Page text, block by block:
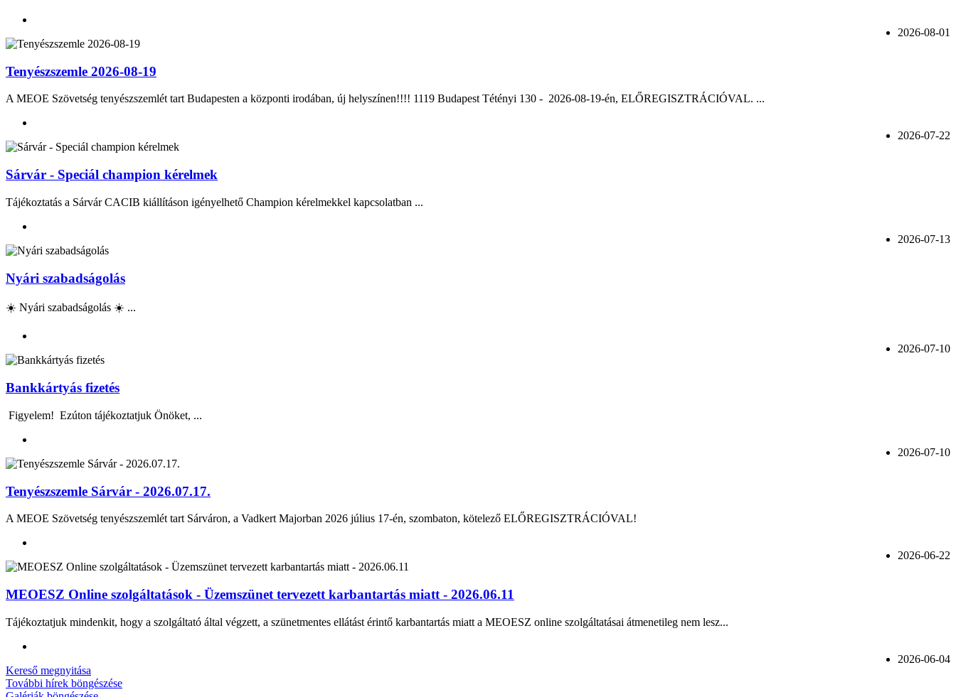
2026-08-01
Tenyészszemle 2026-08-19
A MEOE Szövetség tenyészszemlét tart Budapesten a központi irodában, új helyszínen!!!! 1119 Budapest Tétényi 130 - 2026-08-19-én, ELŐREGISZTRÁCIÓVAL. ...
2026-07-22
Sárvár - Speciál champion kérelmek
Tájékoztatás a Sárvár CACIB kiállításon igényelhető Champion kérelmekkel kapcsolatban ...
2026-07-13
Nyári szabadságolás
☀️ Nyári szabadságolás ☀️ ...
2026-07-10
Bankkártyás fizetés
Figyelem! Ezúton tájékoztatjuk Önöket, ...
2026-07-10
Tenyészszemle Sárvár - 2026.07.17.
A MEOE Szövetség tenyészszemlét tart Sárváron, a Vadkert Majorban 2026 július 17-én, szombaton, kötelező ELŐREGISZTRÁCIÓVAL!
2026-06-22
MEOESZ Online szolgáltatások - Üzemszünet tervezett karbantartás miatt - 2026.06.11
Tájékoztatjuk mindenkit, hogy a szolgáltató által végzett, a szünetmentes ellátást érintő karbantartás miatt a MEOESZ online szolgáltatásai átmenetileg nem lesz...
2026-06-04
Kereső megnyitása
További hírek böngészése